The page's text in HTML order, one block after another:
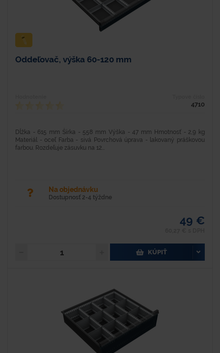
Oddeľovač, výška 60-120 mm
4710
Dĺžka - 615 mm Šírka - 558 mm Výška - 47 mm Hmotnosť - 2,9 kg
Materiál - oceľ Farba - sivá Povrchová úprava - lakovaný práškovou
farbou. Rozdeľuje zásuvku na 12...
Na objednávku
Dostupnosť 2-4 týždne
49 €
KÚPIŤ